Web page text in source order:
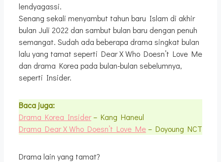
lendyagassi.
Senang sekali menyambut tahun baru Islam di akhir
bulan Juli 2022 dan sambut bulan baru dengan penuh
semangat. Sudah ada beberapa drama singkat bulan
lalu yang tamat seperti Dear X Who Doesn’t Love Me
dan drama Korea pada bulan-bulan sebelumnya,
seperti Insider.
Baca juga:
Drama Korea Insider– Kang Haneul
Drama Dear X Who Doesn’t Love Me – Doyoung NCT
Drama lain yang tamat?